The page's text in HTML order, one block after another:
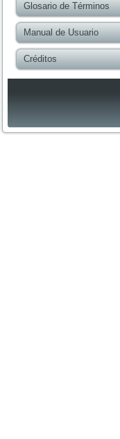
Glosario de Términos
Manual de Usuario
Créditos